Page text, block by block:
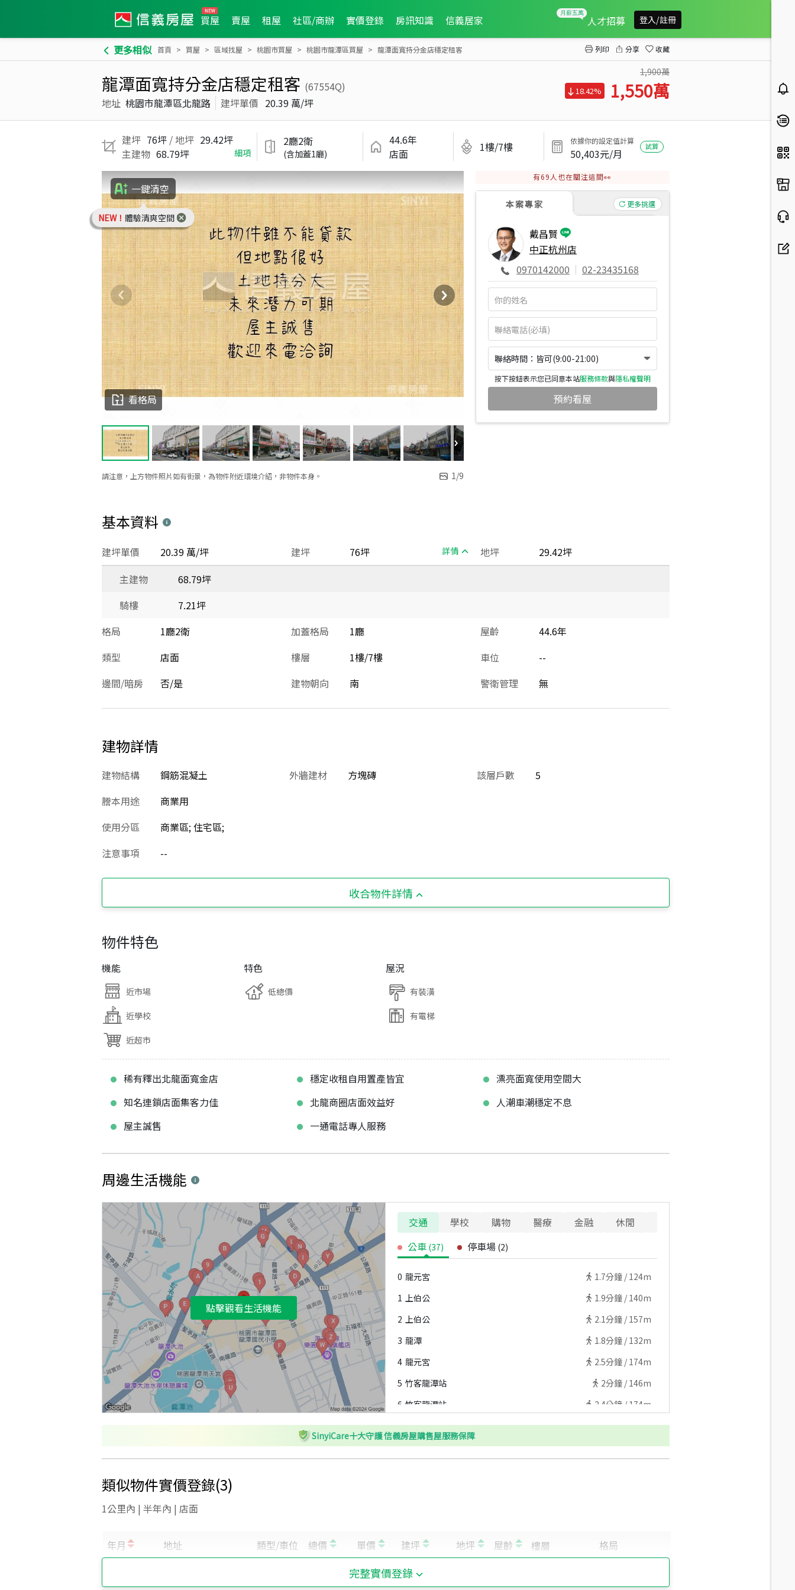
買屋 賣屋 租屋 社區/商辦 實價登錄 房訊知識 信義居家 人才招募 登入/註冊
更多相似 首頁 買屋 區域找屋 桃園市買屋 桃園市龍潭區買屋 龍潭面寬持分金店穩定租客 列印 分享 收藏
龍潭面寬持分金店穩定租客 (67554Q)
地址 桃園市龍潭區北龍路 建坪單價 20.39 萬/坪
1,900萬
18.42% 1,550萬
建坪 76坪 / 地坪 29.42坪
主建物 68.79坪 細項
2廳2衛
(含加蓋1廳)
44.6年
店面
1樓/7樓 依據你的設定值計算
50,403元/月
試算
一鍵清空
NEW！ 體驗清爽空間
請注意，上方物件照片如有街景，為物件附近環境介紹，非物件本身。 1/9
看格局
有69 人也在關注這間👀
本案專家 更多挑選
戴昌賢
中正杭州店
0970142000 | 02-23435168
聯絡時間：皆可(9:00-21:00)
按下按鈕表示您已同意本站服務條款與隱私權聲明
預約看屋
基本資料
建坪 76坪 詳情
建坪單價 20.39 萬/坪 地坪
29.42坪
主建物
68.79坪
騎樓
7.21坪
格局
1廳2衛 加蓋格局 1廳 屋齡
44.6年
類型
店面 樓層 1樓/7樓 車位
--
邊間/暗房
否/是 建物朝向 南 警衛管理 無
建物詳情
建物結構 鋼筋混凝土 外牆建材 方塊磚 該層戶數
5
謄本用途
商業用
使用分區
商業區; 住宅區;
注意事項
--
收合物件詳情
物件特色
機能
近市場
近學校
近超市
特色
低總價
屋況
有裝潢
有電梯
稀有釋出北龍面寬金店 穩定收租自用置產皆宜
漂亮面寬使用空間大
知名連鎖店面集客力佳
北龍商圈店面效益好
人潮車潮穩定不息
屋主誠售
一通電話專人服務
周邊生活機能
點擊觀看生活機能
交通 學校 購物 醫療 金融 休閒
公車 (37) 停車場 (2)
0 龍元宮 1.7分鐘 / 124m
1 上伯公 1.9分鐘 / 140m
2 上伯公 2.1分鐘 / 157m
3 龍潭 1.8分鐘 / 132m
4 龍元宮 2.5分鐘 / 174m
5 竹客龍潭站 2分鐘 / 146m
6 竹客龍潭站 2.4分鐘 / 174m
7 龍潭 3分鐘 /222m
8 龍潭站 3分鐘 /218m
D 第二市場 3.7分鐘 /
E 信義路口
SinyiCare十大守護 信義房屋購售屋服務保障
類似物件實價登錄(3)
1公里內 | 半年內 | 店面
完整實價登錄